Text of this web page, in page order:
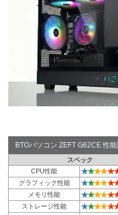
BTOパソコン ZEFT G62CE 性
スペック
CPU性能
★★★★★
グラフィック性能 ★★★★★
メモリ性能 ★★★★★
ストレージ性能 ★★★★★